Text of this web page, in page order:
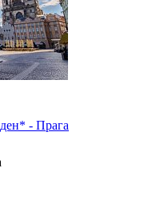
- Прага